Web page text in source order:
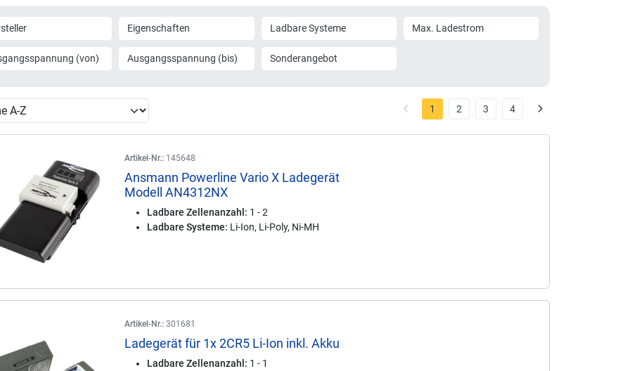
Eigenschaften Ladbare Systeme Max. Ladestrom
(von) Ausgangsspannung (bis) Sonderangebot
1 2 3 4
Artikel-Nr.: 145648
Ansmann Powerline Vario X Ladegerät
Modell AN4312NX
Ladbare Zellenanzahl: 1 - 2
Ladbare Systeme: Li-Ion, Li-Poly, Ni-MH
Artikel-Nr.: 301681
Ladegerät für 1x 2CR5 Li-Ion inkl. Akku
Ladbare Zellenanzahl: 1 - 1